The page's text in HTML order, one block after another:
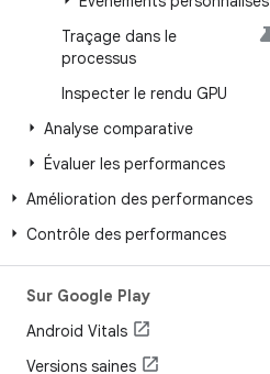
Traçage dans le
processus
Inspecter le rendu GPU
Analyse comparative
Évaluer les performances
Amélioration des performances
Contrôle des performances
Sur Google Play
Android Vitals
Versions saines